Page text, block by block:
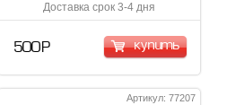
Доставка срок 3-4 дня
500 Р купить
Артикул: 77207